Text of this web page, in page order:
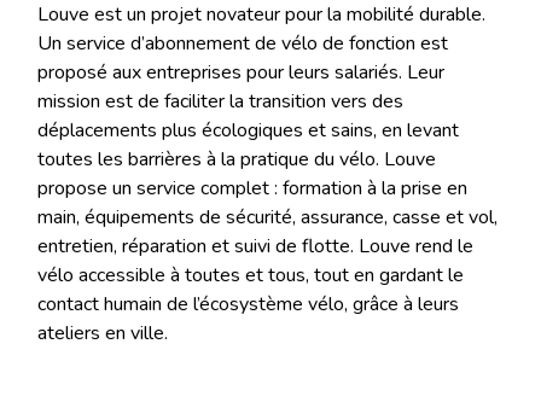
Louve est un projet novateur pour la mobilité durable.
Un service d’abonnement de vélo de fonction est
proposé aux entreprises pour leurs salariés. Leur
mission est de faciliter la transition vers des
déplacements plus écologiques et sains, en levant
toutes les barrières à la pratique du vélo. Louve
propose un service complet : formation à la prise en
main, équipements de sécurité, assurance, casse et vol,
entretien, réparation et suivi de flotte. Louve rend le
vélo accessible à toutes et tous, tout en gardant le
contact humain de l’écosystème vélo, grâce à leurs
ateliers en ville.